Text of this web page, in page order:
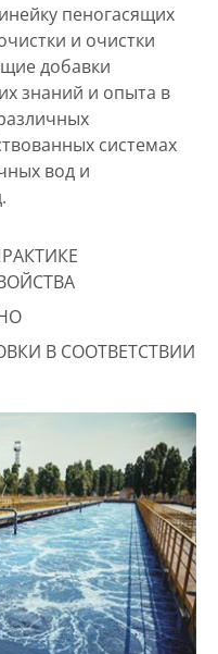
пеногасящих
и очистки
добавки
знаний и опыта в
системах
вод и
В СООТВЕТСТВИИ